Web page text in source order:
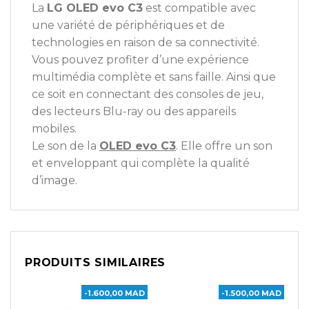
La LG OLED evo C3 est compatible avec
une variété de périphériques et de
technologies en raison de sa connectivité.
Vous pouvez profiter d’une expérience
multimédia complète et sans faille. Ainsi que
ce soit en connectant des consoles de jeu,
des lecteurs Blu-ray ou des appareils
mobiles.
Le son de la OLED evo C3. Elle offre un son
et enveloppant qui complète la qualité
d’image.
PRODUITS SIMILAIRES
-1.600,00 MAD -1.500,00 MAD